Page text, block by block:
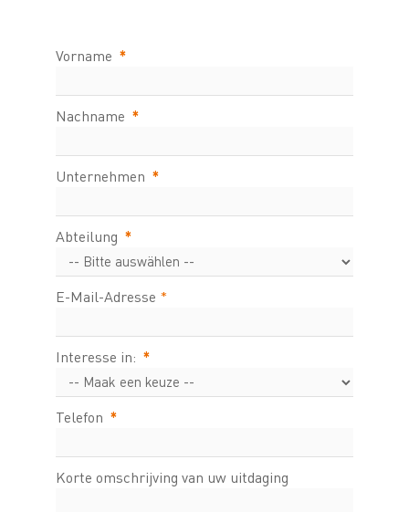
Vorname *
Nachname *
Unternehmen *
Abteilung *
E-Mail-Adresse *
Interesse in: *
Telefon *
Korte omschrijving van uw uitdaging